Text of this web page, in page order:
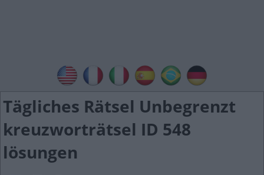
Tägliches Rätsel Unbegrenzt
kreuzworträtsel ID 548
lösungen